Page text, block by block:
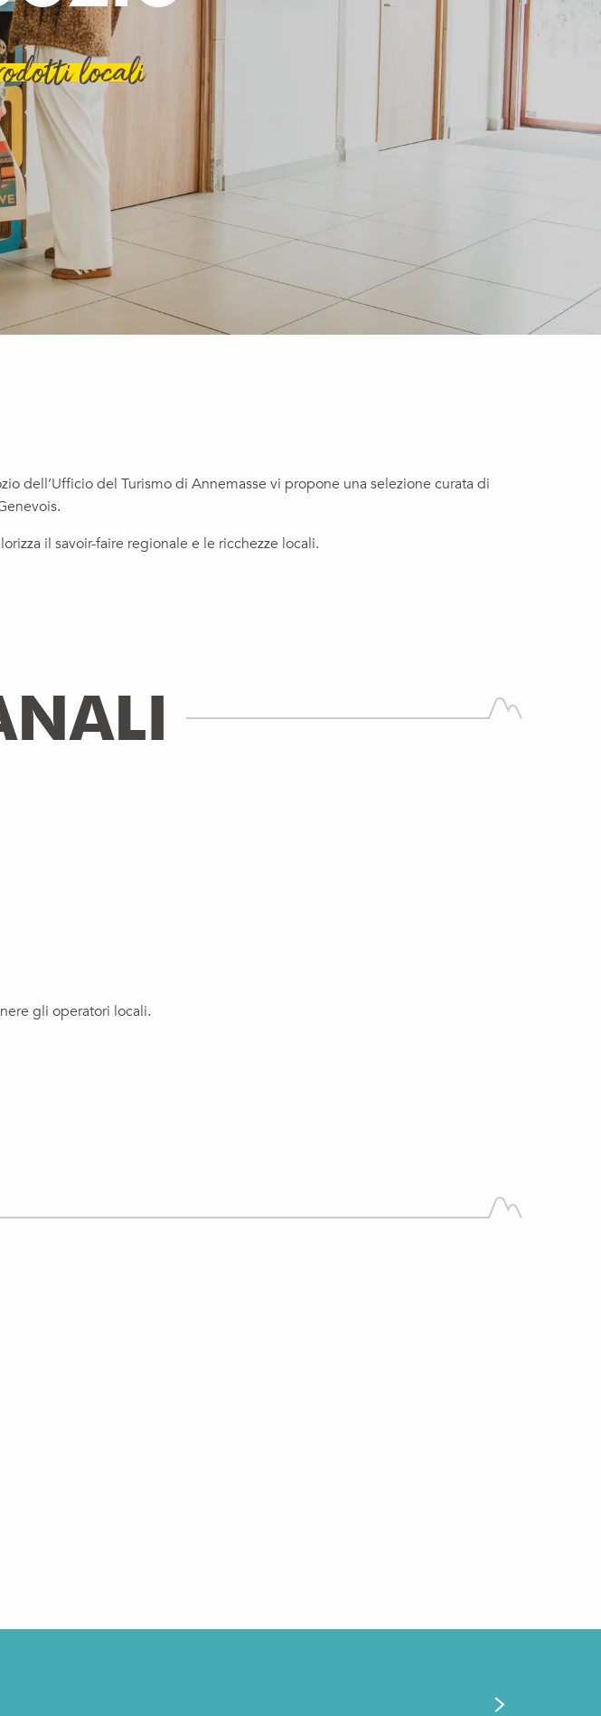
locali
dell’Ufficio del Turismo di Annemasse vi propone una selezione curata di
il savoir-faire regionale e le ricchezze locali.
gli operatori locali.